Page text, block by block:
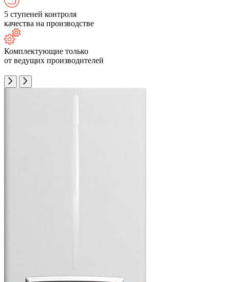
5 ступеней контроля
качества на производстве
Комплектующие только
от ведущих производителей